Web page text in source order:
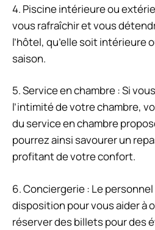
4. Piscine intérieure ou
vous rafraîchir et vous
l’hôtel, qu’elle soit intérieure
saison.
5. Service en chambre : Si
l’intimité de votre chambre,
du service en chambre
pourrez ainsi savourer un
profitant de votre confort.
6. Conciergerie : Le
disposition pour vous aider à
réserver des billets pour des